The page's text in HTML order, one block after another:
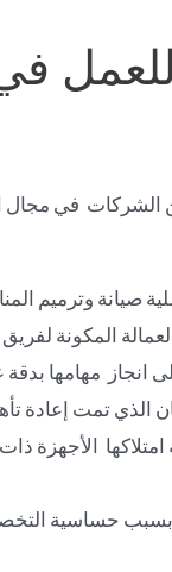
الشركات في مجال
صيانة وترميم
المكونة لفريق
مهامها بدقة
تمت إعادة
الأجهزة ذات
بسبب حساسية